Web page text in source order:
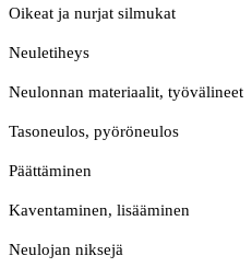
Oikeat ja nurjat silmukat
Neuletiheys
Neulonnan materiaalit, työvälineet
Tasoneulos, pyöröneulos
Päättäminen
Kaventaminen, lisääminen
Neulojan niksejä